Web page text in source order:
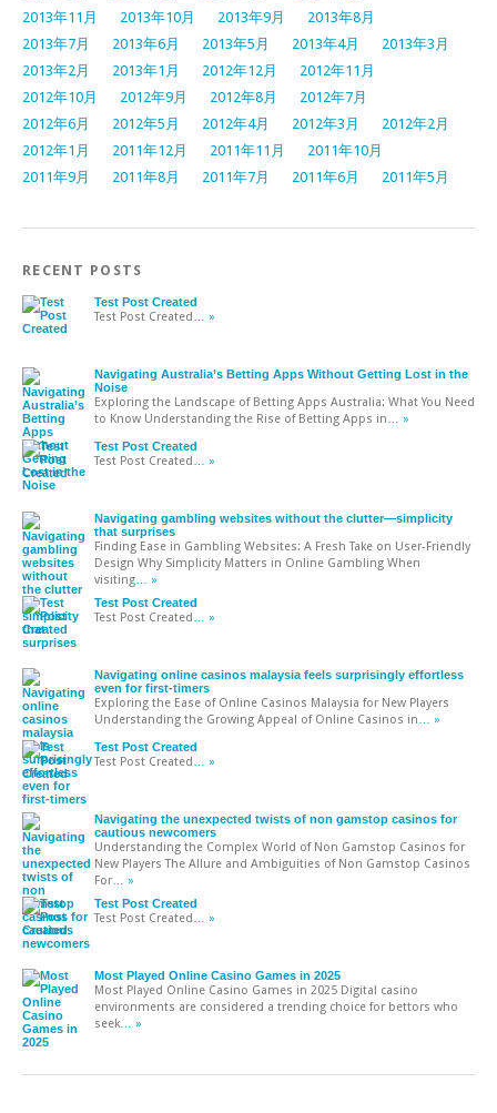
2013年11月
2013年10月 2013年9月
2013年8月
2013年7月
2013年6月 2013年5月 2013年4月
2013年3月
2013年2月
2013年1月 2012年12月
2012年11月
2012年10月
2012年9月 2012年8月
2012年7月
2012年6月
2012年5月 2012年4月 2012年3月
2012年2月
2012年1月
2011年12月 2011年11月
2011年10月
2011年9月
2011年8月 2011年7月 2011年6月 2011年5月
RECENT POSTS
Test Post Created
Test Post Created … »
Navigating Australia’s Betting Apps Without Getting Lost in the
Noise
Exploring the Landscape of Betting Apps Australia: What You Need
to Know Understanding the Rise of Betting Apps in … »
Test Post Created
Test Post Created … »
Navigating gambling websites without the clutter—simplicity
that surprises
Finding Ease in Gambling Websites: A Fresh Take on User-Friendly
Design Why Simplicity Matters in Online Gambling When
visiting … »
Test Post Created
Test Post Created … »
Navigating online casinos malaysia feels surprisingly effortless
even for first-timers
Exploring the Ease of Online Casinos Malaysia for New Players
Understanding the Growing Appeal of Online Casinos in … »
Test Post Created
Test Post Created … »
Navigating the unexpected twists of non gamstop casinos for
cautious newcomers
Understanding the Complex World of Non Gamstop Casinos for
New Players The Allure and Ambiguities of Non Gamstop Casinos
For … »
Test Post Created
Test Post Created … »
Most Played Online Casino Games in 2025
Most Played Online Casino Games in 2025 Digital casino
environments are considered a trending choice for bettors who
seek … »